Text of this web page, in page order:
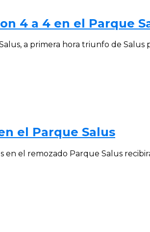
4 a 4 en el Parque
a primera hora triunfo de Salus
el Parque Salus
en el remozado Parque Salus